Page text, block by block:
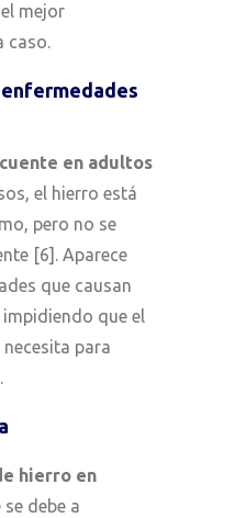
mejor
caso.
en adultos
el hierro está
pero no se
[6]. Aparece
que causan
que el
para
hierro en
debe a